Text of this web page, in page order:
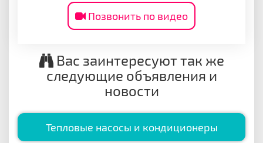
Позвонить по видео
Вас заинтересуют так же
следующие объявления и
новости
Тепловые насосы и кондиционеры